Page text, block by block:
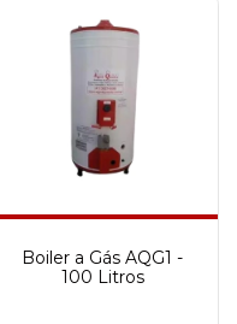
Boiler a Gás AQG1 -
100 Litros